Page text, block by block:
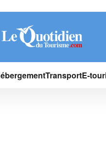
TransportE-